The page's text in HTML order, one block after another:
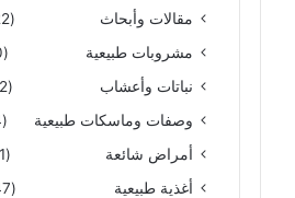
مقالات وأبحاث
(522)
مشروبات طبيعية
(40)
نباتات وأعشاب
(152)
وصفات وماسكات طبيعية
(54)
أمراض شائعة
(181)
أغذية طبيعية
(247)